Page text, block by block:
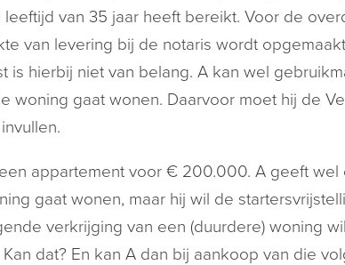
van 35 jaar heeft bereikt. Voor de
van levering bij de notaris wordt
hierbij niet van belang. A kan wel
woning gaat wonen. Daarvoor moet hij de
appartement voor € 200.000. A geeft wel
gaat wonen, maar hij wil de
verkrijging van een (duurdere) woning
dat? En kan A dan bij aankoop van die